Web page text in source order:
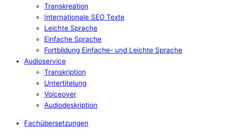
Transkreation
Internationale SEO Texte
Leichte Sprache
Einfache Sprache
Fortbildung Einfache- und Leichte Sprache
Audioservice
Transkription
Untertitelung
Voiceover
Audiodeskription
Fachübersetzungen